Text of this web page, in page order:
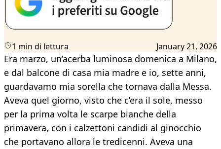
1 min di lettura January 21, 2026
Era marzo, un’acerba luminosa domenica a Milano,
e dal balcone di casa mia madre e io, sette anni,
guardavamo mia sorella che tornava dalla Messa.
Aveva quel giorno, visto che c’era il sole, messo
per la prima volta le scarpe bianche della
primavera, con i calzettoni candidi al ginocchio
che portavano allora le tredicenni. Aveva una